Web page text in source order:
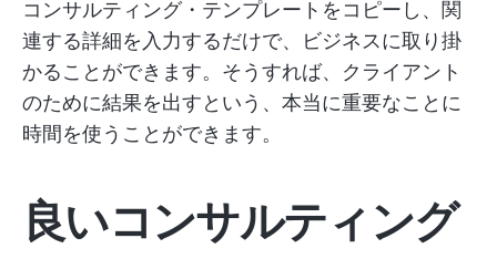
コンサルティング・テンプレートをコピーし、関
連する詳細を入力するだけで、ビジネスに取り掛
かることができます。そうすれば、クライアント
のために結果を出すという、本当に重要なことに
時間を使うことができます。
良いコンサルティング